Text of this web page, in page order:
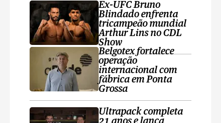
Ex-UFC Bruno
Blindado enfrenta
tricampeão mundial
Arthur Lins no CDL
Show
Belgotex fortalece
operação
internacional com
fábrica em Ponta
Grossa
Ultrapack completa